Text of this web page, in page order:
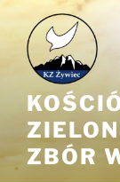
Przejdź
do
treści
ZBÓR